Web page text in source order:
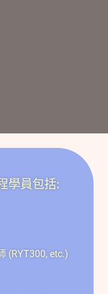
學員包括:
(RYT300, etc.)